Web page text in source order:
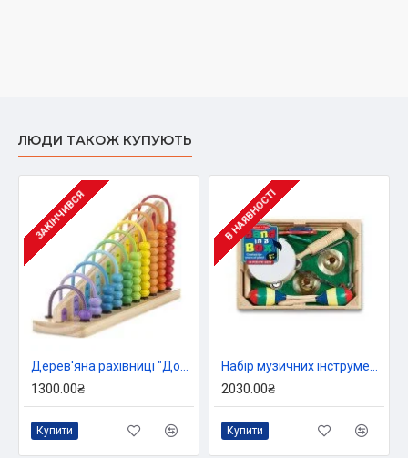
ЛЮДИ ТАКОЖ КУПУЮТЬ
ЗАКІНЧИВСЯ
1300.00₴
Купити
В НАЯВНОСТІ
2030.00₴
Купити